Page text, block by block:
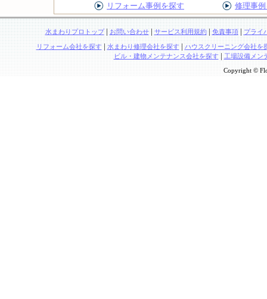
リフォーム事例を探す 修理事
水まわりプロトップ| お問い合わせ| サービス利用規約| 免責事項| プライ
リフォーム会社を探す | 水まわり修理会社を探す | ハウスクリーニング会社を
ビル・建物メンテナンス会社を探す| 工場設備メン
Copyright ©